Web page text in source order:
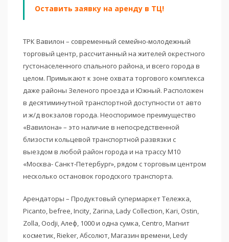
Оставить заявку на аренду в ТЦ!
ТРК Вавилон – современный семейно-молодежный
торговый центр, рассчитанный на жителей окрестного
густонаселенного спального района, и всего города в
целом. Примыкают к зоне охвата торгового комплекса
даже районы Зеленого проезда и Южный. Расположен
в десятиминутной транспортной доступности от авто
и ж/д вокзалов города. Неоспоримое преимущество
«Вавилона» – это наличие в непосредственной
близости кольцевой транспортной развязки с
выездом в любой район города и на трассу М10
«Москва- Санкт-Петербург», рядом с торговым центром
несколько остановок городского транспорта.
Арендаторы – Продуктовый супермаркет Тележка,
Picanto, befree, Incity, Zarina, Lady Collection, Kari, Ostin,
Zolla, Oodji, Алеф, 1000 и одна сумка, Centro, Магнит
косметик, Rieker, Абсолют, Магазин времени, Ledy